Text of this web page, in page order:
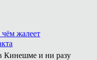
жалеет
Кинешме и ни разу